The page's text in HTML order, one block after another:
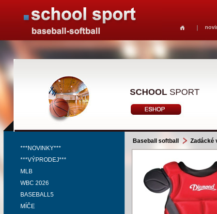
SCHOOL SPORT
***NOVINKY***
***VÝPRODEJ***
MLB
WBC 2026
BASEBALL5
MÍČE
Baseball softball Zadácké